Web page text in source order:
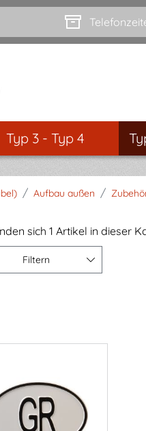
Typ 3 - Typ 4
/ Aufbau außen /
sich 1 Artikel in dieser
Filtern